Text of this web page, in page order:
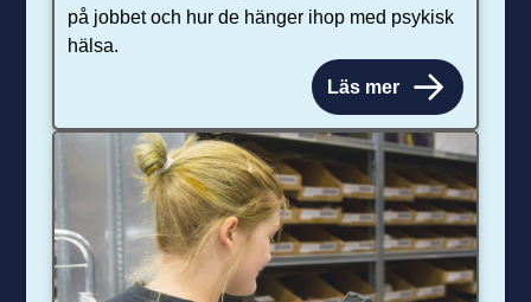
på jobbet och hur de hänger ihop med psykisk
hälsa.
Läs mer